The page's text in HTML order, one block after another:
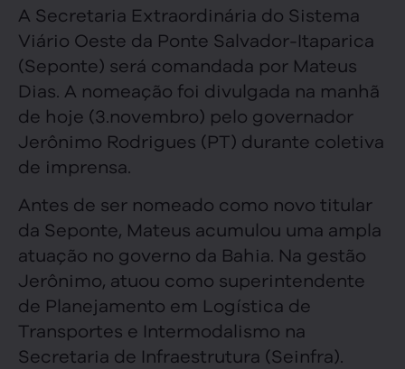
A Secretaria Extraordinária do Sistema
Viário Oeste da Ponte Salvador-Itaparica
(Seponte) será comandada por Mateus
Dias. A nomeação foi divulgada na manhã
de hoje (3.novembro) pelo governador
Jerônimo Rodrigues (PT) durante coletiva
de imprensa.
Antes de ser nomeado como novo titular
da Seponte, Mateus acumulou uma ampla
atuação no governo da Bahia. Na gestão
Jerônimo, atuou como superintendente
de Planejamento em Logística de
Transportes e Intermodalismo na
Secretaria de Infraestrutura (Seinfra).